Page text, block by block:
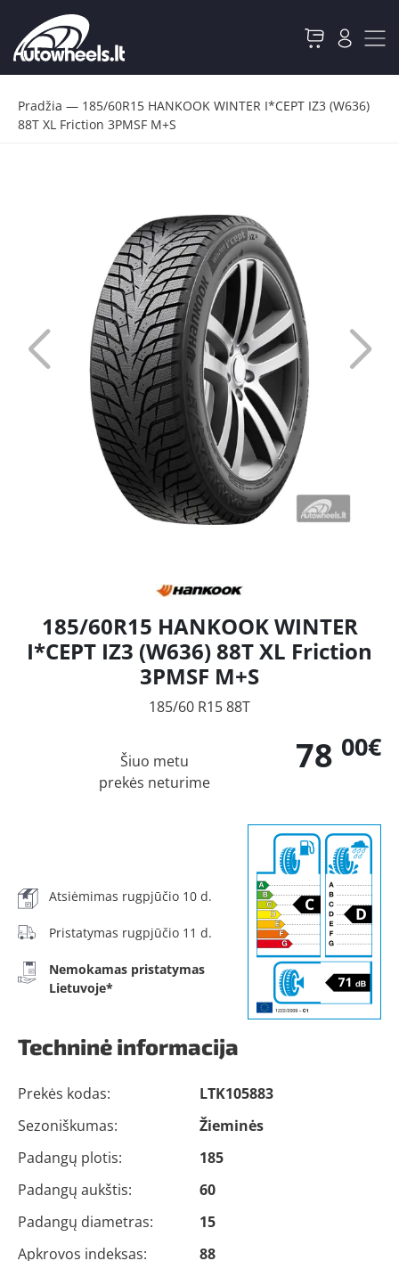
Pradžia — 185/60R15 HANKOOK WINTER I*CEPT IZ3 (W636)
88T XL Friction 3PMSF M+S
185/60R15 HANKOOK WINTER
I*CEPT IZ3 (W636) 88T XL Friction
3PMSF M+S
185/60 R15 88T
78 00€
Šiuo metu
prekės neturime
Atsiėmimas rugpjūčio 10 d.
Pristatymas rugpjūčio 11 d.
Nemokamas pristatymas
Lietuvoje*
Techninė informacija
Prekės kodas:
LTK105883
Sezoniškumas:
Žieminės
Padangų plotis:
185
Padangų aukštis:
60
Padangų diametras:
15
Apkrovos indeksas:
88